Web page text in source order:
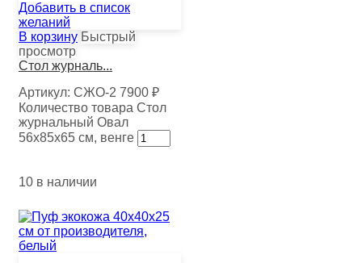
Добавить в список
желаний
В корзину Быстрый
просмотр
Стол журналь...
Артикул: СЖО-2 7900 ₽
Количество товара Стол
журнальный Овал
56х85х65 см, венге
10 в наличии